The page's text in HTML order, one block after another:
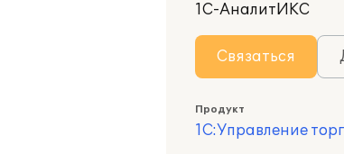
1С-АналитИКС
Связаться
Продукт
1С:Управление